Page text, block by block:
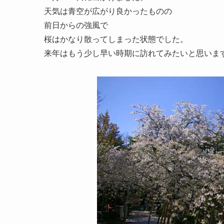
天気は青空が広がり良かったものの
前日からの強風で
桜はかなり散ってしまった状態でした。
来年はもう少し早い時期に訪れてみたいと思いま